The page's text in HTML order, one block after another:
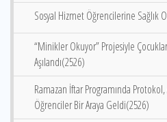
Sosyal Hizmet Öğrencilerine Sağlık
“Minikler Okuyor” Projesiyle
Aşılandı(2526)
Ramazan İftar Programında
Öğrenciler Bir Araya Geldi(2526)